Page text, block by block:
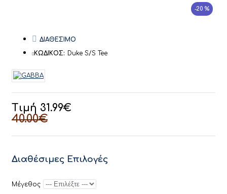
-20 %
Τιμή 31.99€
40.00€
ΔΙΑΘΕΣΙΜΟ
ΚΩΔΙΚΟΣ: Duke S/S Tee
Διαθέσιμες Επιλογές
Μέγεθος